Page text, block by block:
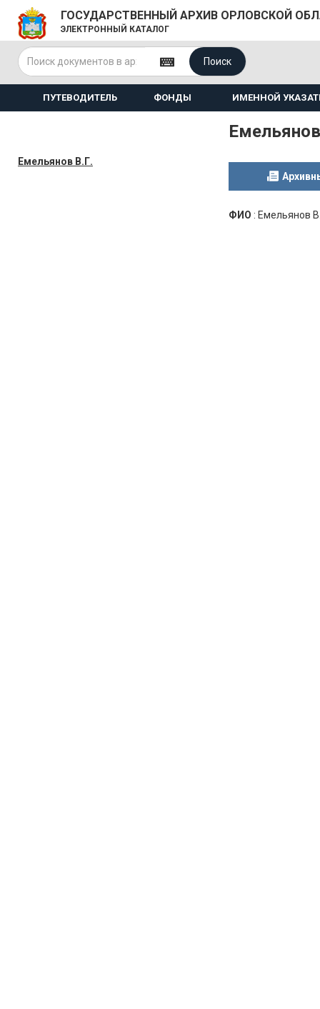
ГОСУДАРСТВЕННЫЙ АРХИВ ОРЛОВСКОЙ
ЭЛЕКТРОННЫЙ КАТАЛОГ
Поиск
ПУТЕВОДИТЕЛЬ ФОНДЫ ИМЕННОЙ
Емельянов В.Г.
ФИО : Емельянов